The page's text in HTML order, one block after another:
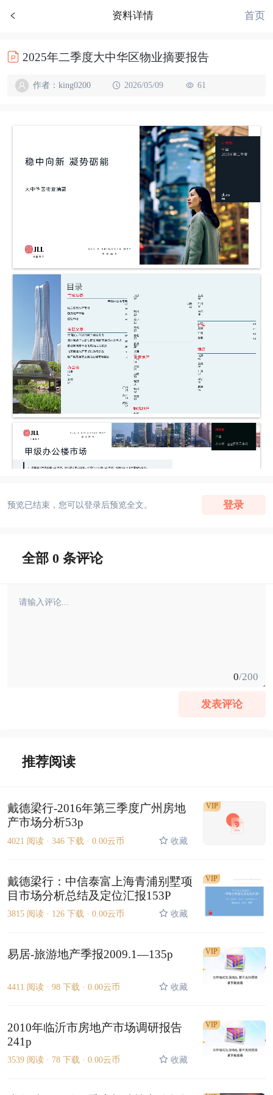
资料详情 首页
2025年二季度大中华区物业摘要报告
作者：king0200 2026/05/09 61
预览已结束，您可以登录后预览全文。 登录
全部 0 条评论
0/200
发表评论
推荐阅读
戴德梁行-2016年第三季度广州房地
产市场分析53p
4021 阅读 · 346 下载 · 0.00云币 收藏
VIP
戴德梁行：中信泰富上海青浦别墅项
目市场分析总结及定位汇报153P
3815 阅读 · 126 下载 · 0.00云币 收藏
VIP
易居-旅游地产季报2009.1—135p
4411 阅读 · 98 下载 · 0.00云币 收藏
VIP
2010年临沂市房地产市场调研报告
241p
3539 阅读 · 78 下载 · 0.00云币 收藏
VIP